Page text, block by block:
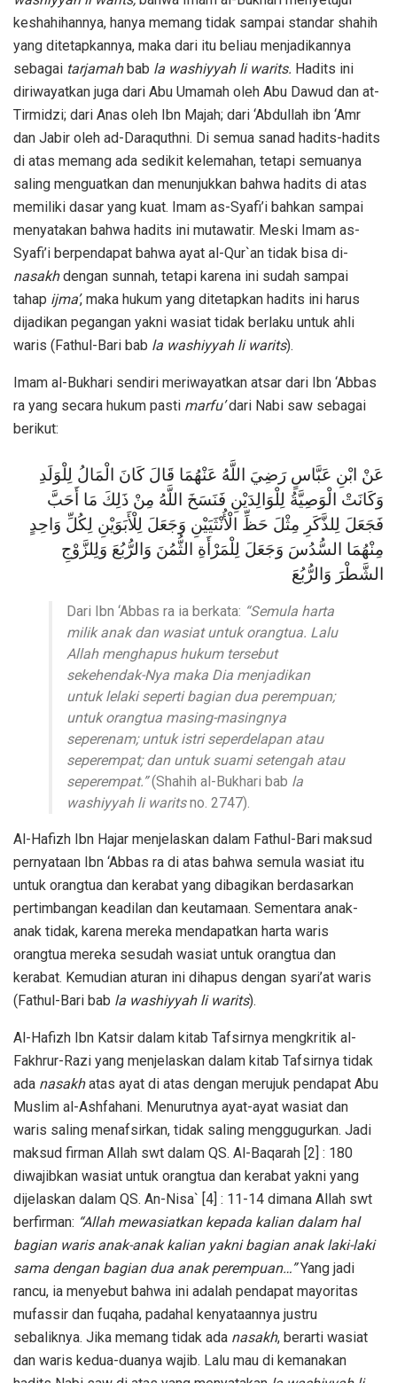
keshahihannya, hanya memang tidak sampai standar shahih
yang ditetapkannya, maka dari itu beliau menjadikannya
sebagai tarjamahbab la washiyyah li warits. Hadits ini
diriwayatkan juga dari Abu Umamah oleh Abu Dawud dan at-
Tirmidzi; dari Anas oleh Ibn Majah; dari ‘Abdullah ibn ‘Amr
dan Jabir oleh ad-Daraquthni. Di semua sanad hadits-hadits
di atas memang ada sedikit kelemahan, tetapi semuanya
saling menguatkan dan menunjukkan bahwa hadits di atas
memiliki dasar yang kuat. Imam as-Syafi’i bahkan sampai
menyatakan bahwa hadits ini mutawatir. Meski Imam as-
Syafi’i berpendapat bahwa ayat al-Qur`an tidak bisa di-
nasakhdengan sunnah, tetapi karena ini sudah sampai
tahap ijma’, maka hukum yang ditetapkan hadits ini harus
dijadikan pegangan yakni wasiat tidak berlaku untuk ahli
waris (Fathul-Bari bab la washiyyah li warits).
Imam al-Bukhari sendiri meriwayatkan atsar dari Ibn ‘Abbas
ra yang secara hukum pasti marfu’dari Nabi saw sebagai
berikut:
عَنْ ابْنِ عَبَّاسٍ رَضِيَ اللَّهُ عَنْهُمَا قَالَ كَانَ الْمَالُ لِلْوَلَدِ
وَكَانَتْ الْوَصِيَّةُ لِلْوَالِدَيْنِ فَنَسَخَ اللَّهُ مِنْ ذَلِكَ مَا أَحَبَّ
فَجَعَلَ لِلذَّكَرِ مِثْلَ حَظِّ الْأُنْثَيَيْنِ وَجَعَلَ لِلْأَبَوَيْنِ لِكُلِّ وَاحِدٍ
مِنْهُمَا السُّدُسَ وَجَعَلَ لِلْمَرْأَةِ الثُّمُنَ وَالرُّبُعَ وَلِلزَّوْجِ
الشَّطْرَ وَالرُّبُعَ
Dari Ibn ‘Abbas ra ia berkata: “Semula harta
milik anak dan wasiat untuk orangtua. Lalu
Allah menghapus hukum tersebut
sekehendak-Nya maka Dia menjadikan
untuk lelaki seperti bagian dua perempuan;
untuk orangtua masing-masingnya
seperenam; untuk istri seperdelapan atau
seperempat; dan untuk suami setengah atau
seperempat.”(Shahih al-Bukhari bab la
washiyyah li waritsno. 2747).
Al-Hafizh Ibn Hajar menjelaskan dalam Fathul-Bari maksud
pernyataan Ibn ‘Abbas ra di atas bahwa semula wasiat itu
untuk orangtua dan kerabat yang dibagikan berdasarkan
pertimbangan keadilan dan keutamaan. Sementara anak-
anak tidak, karena mereka mendapatkan harta waris
orangtua mereka sesudah wasiat untuk orangtua dan
kerabat. Kemudian aturan ini dihapus dengan syari’at waris
(Fathul-Bari bab la washiyyah li warits).
Al-Hafizh Ibn Katsir dalam kitab Tafsirnya mengkritik al-
Fakhrur-Razi yang menjelaskan dalam kitab Tafsirnya tidak
ada nasakhatas ayat di atas dengan merujuk pendapat Abu
Muslim al-Ashfahani. Menurutnya ayat-ayat wasiat dan
waris saling menafsirkan, tidak saling menggugurkan. Jadi
maksud firman Allah swt dalam QS. Al-Baqarah [2] : 180
diwajibkan wasiat untuk orangtua dan kerabat yakni yang
dijelaskan dalam QS. An-Nisa` [4] : 11-14 dimana Allah swt
berfirman: “Allah mewasiatkan kepada kalian dalam hal
bagian waris anak-anak kalian yakni bagian anak laki-laki
sama dengan bagian dua anak perempuan…”Yang jadi
rancu, ia menyebut bahwa ini adalah pendapat mayoritas
mufassir dan fuqaha, padahal kenyataannya justru
sebaliknya. Jika memang tidak ada nasakh, berarti wasiat
dan waris kedua-duanya wajib. Lalu mau di kemanakan